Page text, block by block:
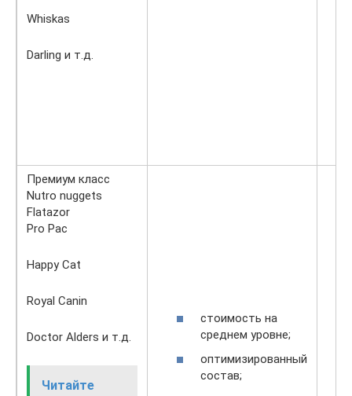
Whiskas
Darling и т.д.
Премиум класс
Nutro nuggets
Flatazor
Pro Pac
Happy Cat
Royal Canin
Doctor Alders и т.д.
Читайте
стоимость на
среднем уровне;
оптимизированный
состав;